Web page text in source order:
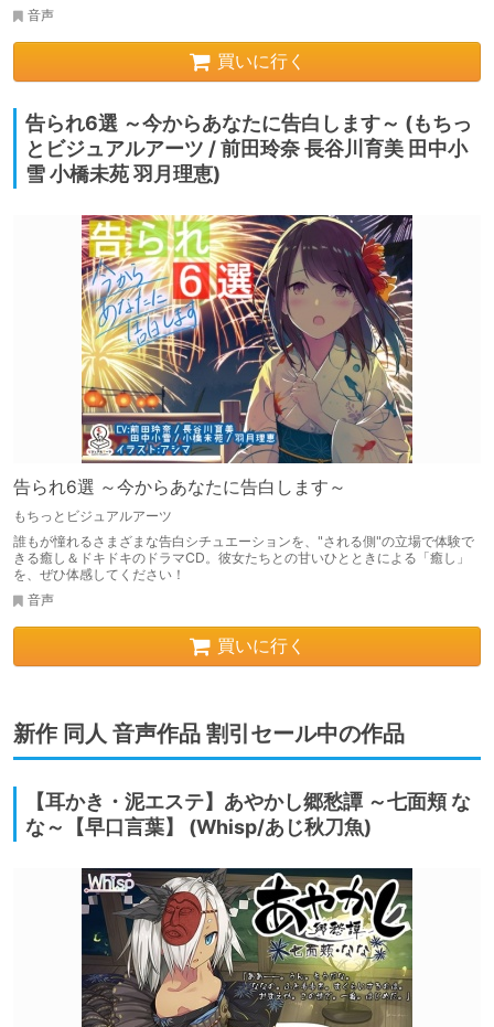
音声
買いに行く
告られ6選 ～今からあなたに告白します～ (もちっ
とビジュアルアーツ / 前田玲奈 長谷川育美 田中小
雪 小橋未苑 羽月理恵)
告られ6選 ～今からあなたに告白します～
もちっとビジュアルアーツ
誰もが憧れるさまざまな告白シチュエーションを、"される側"の立場で体験で
きる癒し＆ドキドキのドラマCD。彼女たちとの甘いひとときによる「癒し」
を、ぜひ体感してください！
音声
買いに行く
新作 同人 音声作品 割引セール中の作品
【耳かき・泥エステ】あやかし郷愁譚 ～七面頬 な
な～【早口言葉】 (Whisp/あじ秋刀魚)